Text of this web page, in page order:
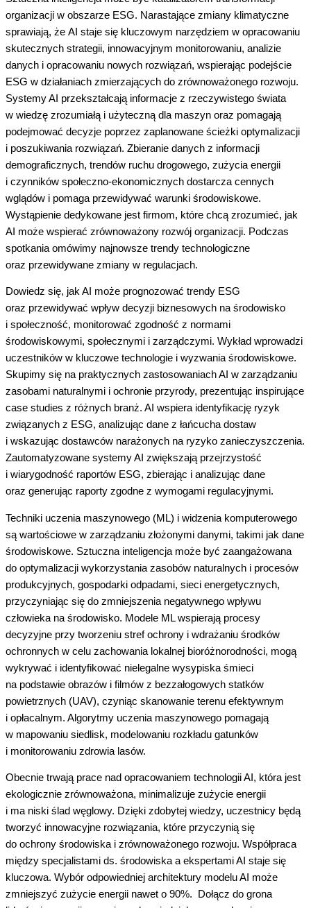
organizacji w obszarze ESG. Narastające zmiany klimatyczne
sprawiają, że AI staje się kluczowym narzędziem w opracowaniu
skutecznych strategii, innowacyjnym monitorowaniu, analizie
danych i opracowaniu nowych rozwiązań, wspierając podejście
ESG w działaniach zmierzających do zrównoważonego rozwoju.
Systemy AI przekształcają informacje z rzeczywistego świata
w wiedzę zrozumiałą i użyteczną dla maszyn oraz pomagają
podejmować decyzje poprzez zaplanowane ścieżki optymalizacji
i poszukiwania rozwiązań. Zbieranie danych z informacji
demograficznych, trendów ruchu drogowego, zużycia energii
i czynników społeczno-ekonomicznych dostarcza cennych
wglądów i pomaga przewidywać warunki środowiskowe.
Wystąpienie dedykowane jest firmom, które chcą zrozumieć, jak
AI może wspierać zrównoważony rozwój organizacji. Podczas
spotkania omówimy najnowsze trendy technologiczne
oraz przewidywane zmiany w regulacjach.
Dowiedz się, jak AI może prognozować trendy ESG
oraz przewidywać wpływ decyzji biznesowych na środowisko
i społeczność, monitorować zgodność z normami
środowiskowymi, społecznymi i zarządczymi. Wykład wprowadzi
uczestników w kluczowe technologie i wyzwania środowiskowe.
Skupimy się na praktycznych zastosowaniach AI w zarządzaniu
zasobami naturalnymi i ochronie przyrody, prezentując inspirujące
case studies z różnych branż. AI wspiera identyfikację ryzyk
związanych z ESG, analizując dane z łańcucha dostaw
i wskazując dostawców narażonych na ryzyko zanieczyszczenia.
Zautomatyzowane systemy AI zwiększają przejrzystość
i wiarygodność raportów ESG, zbierając i analizując dane
oraz generując raporty zgodne z wymogami regulacyjnymi.
Techniki uczenia maszynowego (ML) i widzenia komputerowego
są wartościowe w zarządzaniu złożonymi danymi, takimi jak dane
środowiskowe. Sztuczna inteligencja może być zaangażowana
do optymalizacji wykorzystania zasobów naturalnych i procesów
produkcyjnych, gospodarki odpadami, sieci energetycznych,
przyczyniając się do zmniejszenia negatywnego wpływu
człowieka na środowisko. Modele ML wspierają procesy
decyzyjne przy tworzeniu stref ochrony i wdrażaniu środków
ochronnych w celu zachowania lokalnej bioróżnorodności, mogą
wykrywać i identyfikować nielegalne wysypiska śmieci
na podstawie obrazów i filmów z bezzałogowych statków
powietrznych (UAV), czyniąc skanowanie terenu efektywnym
i opłacalnym. Algorytmy uczenia maszynowego pomagają
w mapowaniu siedlisk, modelowaniu rozkładu gatunków
i monitorowaniu zdrowia lasów.
Obecnie trwają prace nad opracowaniem technologii AI, która jest
ekologicznie zrównoważona, minimalizuje zużycie energii
i ma niski ślad węglowy. Dzięki zdobytej wiedzy, uczestnicy będą
tworzyć innowacyjne rozwiązania, które przyczynią się
do ochrony środowiska i zrównoważonego rozwoju. Współpraca
między specjalistami ds. środowiska a ekspertami AI staje się
kluczowa. Wybór odpowiedniej architektury modelu AI może
zmniejszyć zużycie energii nawet o 90%. Dołącz do grona